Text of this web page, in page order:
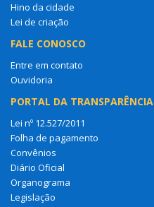
Hino da cidade
Lei de criação
FALE CONOSCO
Entre em contato
Ouvidoria
PORTAL DA TRANSPARÊNCIA
Lei nº 12.527/2011
Folha de pagamento
Convênios
Diário Oficial
Organograma
Legislação